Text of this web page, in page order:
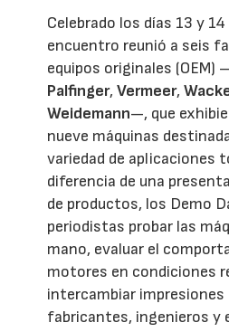
Celebrado los días 13 y
encuentro reunió a seis
equipos originales (OEM)
Palfinger,Vermeer,
Weidemann—, que
nueve máquinas
variedad de aplicaciones
diferencia de una
de productos, los Demo
periodistas probar las
mano, evaluar el
motores en condiciones
intercambiar
fabricantes, ingenieros y